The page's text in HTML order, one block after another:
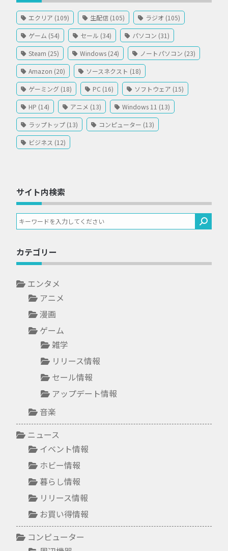
エクリア (109) 生配信 (105) ラジオ (105)
ゲーム (54) セール (34) パソコン (31)
Steam (25) Windows (24) ノートパソコン (23)
Amazon (20) ソースネクスト (18)
ゲーミング (18) PC (16) ソフトウェア (15)
HP (14) アニメ (13) Windows 11 (13)
ラップトップ (13) コンピューター (13)
ビジネス (12)
サイト内検索
カテゴリー
エンタメ
アニメ
漫画
ゲーム
雑学
リリース情報
セール情報
アップデート情報
音楽
ニュース
イベント情報
ホビー情報
暮らし情報
リリース情報
お買い得情報
コンピューター